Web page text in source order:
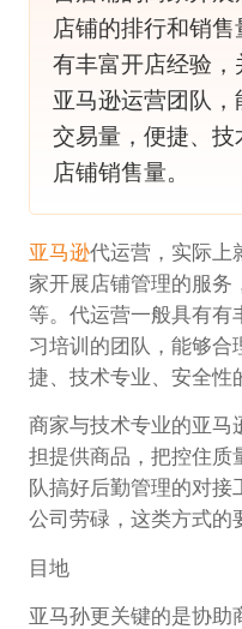
店铺的排行和销
有丰富开店经验
亚马逊运营团队
交易量，便捷、
店铺销售量。
亚马逊代运营，实际上
家开展店铺管理的服务
等。代运营一般具有有
习培训的团队，能够合
捷、技术专业、安全性
商家与技术专业的亚马
担提供商品，把控住质
队搞好后勤管理的对
公司劳碌，这类方式的
目地
亚马孙更关键的是协助